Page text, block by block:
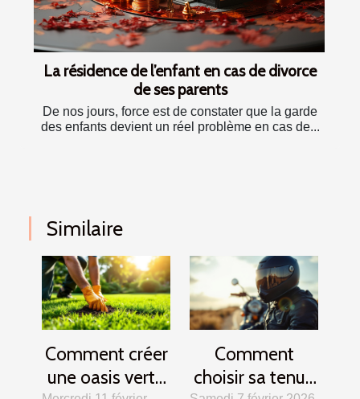
La résidence de l’enfant en cas de divorce
de ses parents
De nos jours, force est de constater que la garde
des enfants devient un réel problème en cas de...
Similaire
Comment créer
une oasis verte
Comment
choisir sa tenue